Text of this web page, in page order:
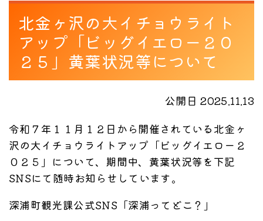
北金ヶ沢の大イチョウライト
アップ「ビッグイエロー２０
２５」黄葉状況等について
公開日 2025.11.13
令和７年１１月１２日から開催されている北金ヶ
沢の大イチョウライトアップ「ビッグイエロー２
０２５」について、期間中、黄葉状況等を下記
SNSにて随時お知らせしています。
深浦町観光課公式SNS「深浦ってどこ？」